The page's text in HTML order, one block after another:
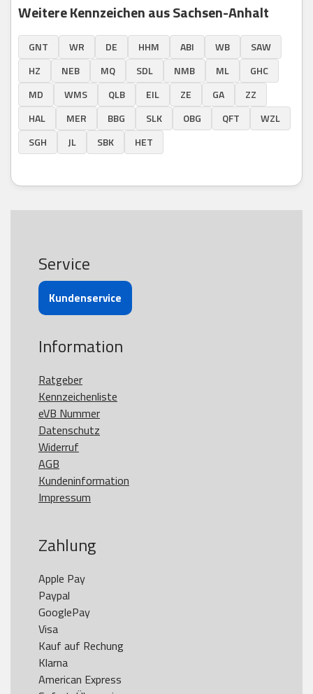
Weitere Kennzeichen aus Sachsen-Anhalt
GNT WR DE HHM ABI WB
SAW
HZ
NEB MQ SDL NMB ML
GHC
MD
WMS QLB EIL ZE GA
ZZ
HAL
MER BBG SLK OBG QFT
WZL
SGH
JL SBK HET
Service
Kundenservice
Information
Ratgeber
Kennzeichenliste
eVB Nummer
Datenschutz
Widerruf
AGB
Kundeninformation
Impressum
Zahlung
Apple Pay
Paypal
GooglePay
Visa
Kauf auf Rechung
Klarna
American Express